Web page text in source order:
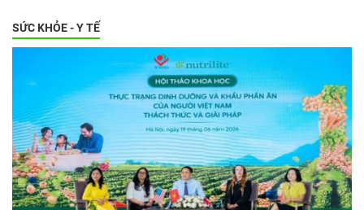
SỨC KHỎE - Y TẾ